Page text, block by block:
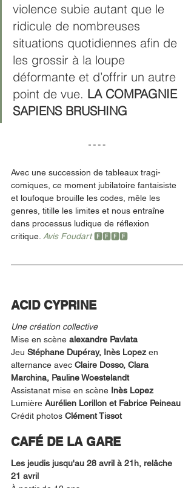
violence subie autant que le
ridicule de nombreuses
situations quotidiennes afin de
les grossir à la loupe
déformante et d’offrir un autre
point de vue. LA COMPAGNIE
SAPIENS BRUSHING
Avec une succession de tableaux tragi-
comiques, ce moment jubilatoire fantaisiste
et loufoque brouille les codes, mêle les
genres, titille les limites et nous entraîne
dans processus ludique de réflexion
critique. Avis Foudart 🅵🅵🅵🅵
ACID CYPRINE
Une création collective
Mise en scène alexandre Pavlata
Jeu Stéphane Dupéray, Inès Lopez en
alternance avec Claire Dosso, Clara
Marchina, Pauline Woestelandt
Assistanat mise en scène Inès Lopez
Lumière Aurélien Lorillon et Fabrice Peineau
Crédit photos Clément Tissot
CAFÉ DE LA GARE
Les jeudis jusqu'au 28 avril à 21h, relâche
21 avril